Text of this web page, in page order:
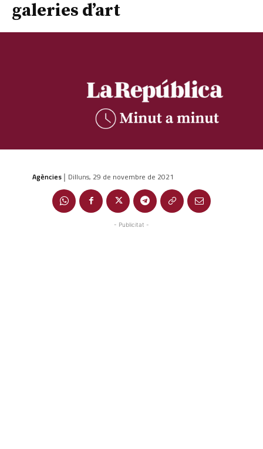
galeries d’art
Agències | Dilluns, 29 de novembre de 2021
- Publicitat -